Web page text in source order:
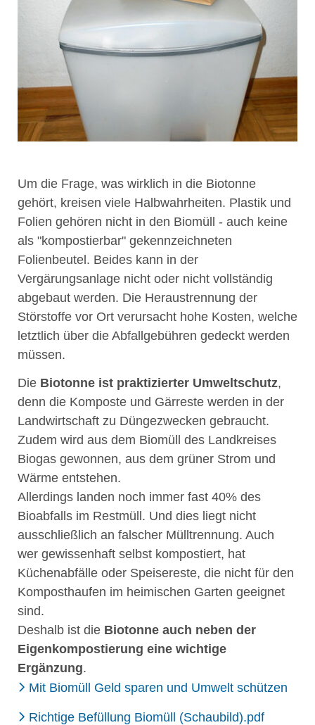
Um die Frage, was wirklich in die Biotonne
gehört, kreisen viele Halbwahrheiten. Plastik und
Folien gehören nicht in den Biomüll - auch keine
als "kompostierbar" gekennzeichneten
Folienbeutel. Beides kann in der
Vergärungsanlage nicht oder nicht vollständig
abgebaut werden. Die Heraustrennung der
Störstoffe vor Ort verursacht hohe Kosten, welche
letztlich über die Abfallgebühren gedeckt werden
müssen.
Die Biotonne ist praktizierter Umweltschutz,
denn die Komposte und Gärreste werden in der
Landwirtschaft zu Düngezwecken gebraucht.
Zudem wird aus dem Biomüll des Landkreises
Biogas gewonnen, aus dem grüner Strom und
Wärme entstehen.
Allerdings landen noch immer fast 40% des
Bioabfalls im Restmüll. Und dies liegt nicht
ausschließlich an falscher Mülltrennung. Auch
wer gewissenhaft selbst kompostiert, hat
Küchenabfälle oder Speisereste, die nicht für den
Komposthaufen im heimischen Garten geeignet
sind.
Deshalb ist die Biotonne auch neben der
Eigenkompostierung eine wichtige
Ergänzung.
Mit Biomüll Geld sparen und Umwelt schützen
Richtige Befüllung Biomüll (Schaubild).pdf(PDF)